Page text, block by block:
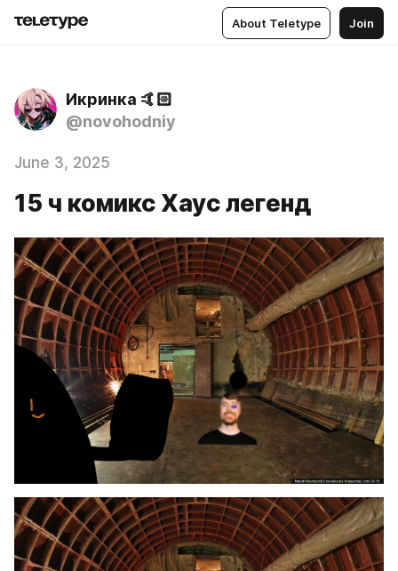
About Teletype Join
Икринка 🤙🏻
@novohodniy
June 3, 2025
15 ч комикс Хаус легенд